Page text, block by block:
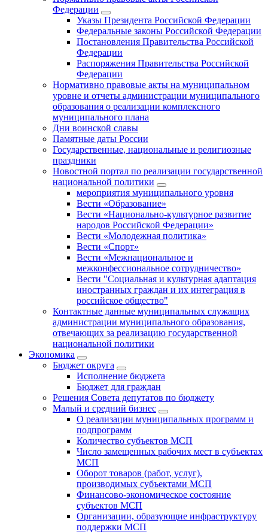
Федерации
Указы Президента Российской Федерации
Федеральные законы Российской Федерации
Постановления Правительства Российской
Федерации
Распоряжения Правительства Российской
Федерации
Нормативно правовые акты на муниципальном
уровне и отчеты администрации муниципального
образования о реализации комплексного
муниципального плана
Дни воинской славы
Памятные даты России
Государственные, национальные и религиозные
праздники
Новостной портал по реализации государственной
национальной политики
мероприятия муниципального уровня
Вести «Образование»
Вести «Национально-культурное развитие
народов Российской Федерации»
Вести «Молодежная политика»
Вести «Спорт»
Вести «Межнациональное и
межконфессиональное сотрудничество»
Вести "Социальная и культурная адаптация
иностранных граждан и их интеграция в
российское общество"
Контактные данные муниципальных служащих
администрации муниципального образования,
отвечающих за реализацию государственной
национальной политики
Экономика
Бюджет округa
Исполнение бюджета
Бюджет для граждан
Решения Совета депутатов по бюджету
Малый и средний бизнес
О реализации муниципальных программ и
подпрограмм
Количество субъектов МСП
Число замещенных рабочих мест в субъектах
МСП
Оборот товаров (работ, услуг),
производимых субъектами МСП
Финансово-экономическое состояние
субъектов МСП
Организации, образующие инфраструктуру
поддержки МСП